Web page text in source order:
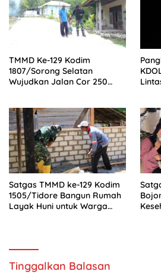
TMMD Ke-129 Kodim
1807/Sorong Selatan
Wujudkan Jalan Cor 250
Nyata
Satgas TMMD ke-129 Kodim
1505/Tidore Bangun Rumah
Layak Huni untuk Warga
Tinggalkan Balasan